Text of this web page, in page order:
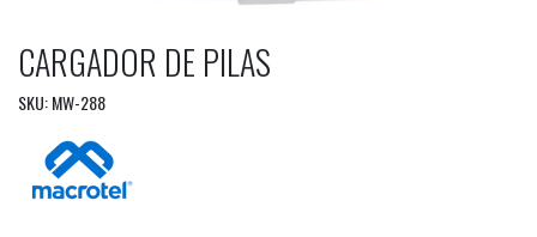
CARGADOR DE PILAS
SKU: MW-288